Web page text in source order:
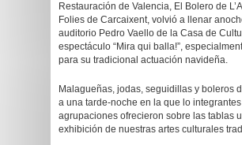
Restauración de Valencia, El Bolero de
Folies de Carcaixent, volvió a llenar
auditorio Pedro Vaello de la Casa de
espectáculo “Mira qui balla!”,
para su tradicional actuación navideña.
Malagueñas, jodas, seguidillas y boleros
a una tarde-noche en la que lo
agrupaciones ofrecieron sobre las tablas
exhibición de nuestras artes culturales